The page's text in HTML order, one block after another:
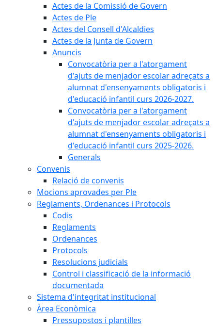
Actes de la Comissió de Govern
Actes de Ple
Actes del Consell d'Alcaldies
Actes de la Junta de Govern
Anuncis
Convocatòria per a l'atorgament
d'ajuts de menjador escolar adreçats a
alumnat d'ensenyaments obligatoris i
d'educació infantil curs 2026-2027.
Convocatòria per a l'atorgament
d'ajuts de menjador escolar adreçats a
alumnat d'ensenyaments obligatoris i
d'educació infantil curs 2025-2026.
Generals
Convenis
Relació de convenis
Mocions aprovades per Ple
Reglaments, Ordenances i Protocols
Codis
Reglaments
Ordenances
Protocols
Resolucions judicials
Control i classificació de la informació
documentada
Sistema d'integritat institucional
Àrea Econòmica
Pressupostos i plantilles